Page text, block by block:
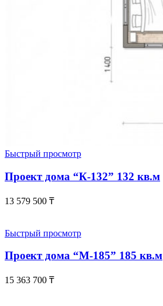
Быстрый просмотр
Проект дома “К-132” 132 кв.м
13 579 500 ₸
Быстрый просмотр
Проект дома “М-185” 185 кв.м
15 363 700 ₸